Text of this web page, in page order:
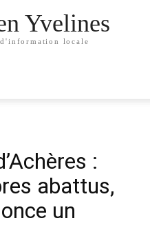
Yvelines
locale
:
abattus,
un